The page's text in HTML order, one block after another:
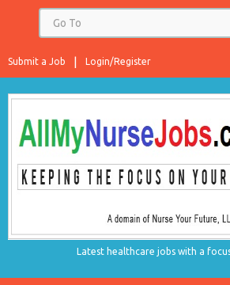
Login/Register
Submit a Job
Latest healthcare jobs with a